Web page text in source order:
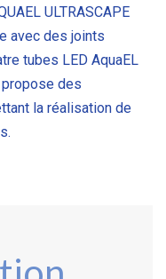
ULTRASCAPE
avec des joints
tubes LED AquaEL
des
la réalisation de